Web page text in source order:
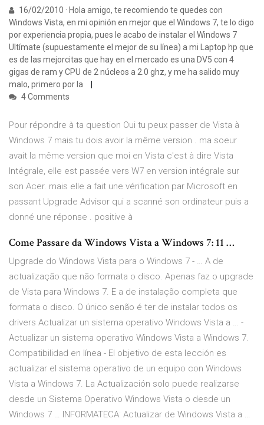
16/02/2010 · Hola amigo, te recomiendo te quedes con
Windows Vista, en mi opinión en mejor que el Windows 7, te lo digo
por experiencia propia, pues le acabo de instalar el Windows 7
Ultímate (supuestamente el mejor de su línea) a mi Laptop hp que
es de las mejorcitas que hay en el mercado es una DV5 con 4
gigas de ram y CPU de 2 núcleos a 2.0 ghz, y me ha salido muy
malo, primero por la
4 Comments
Pour répondre à ta question Oui tu peux passer de Vista à
Windows 7 mais tu dois avoir la même version . ma soeur
avait la même version que moi en Vista c'est à dire Vista
Intégrale, elle est passée vers W7 en version intégrale sur
son Acer. mais elle a fait une vérification par Microsoft en
passant Upgrade Advisor qui a scanné son ordinateur puis a
donné une réponse . positive à
Come Passare da Windows Vista a Windows 7: 11 …
Upgrade do Windows Vista para o Windows 7 - … A de
actualização que não formata o disco. Apenas faz o upgrade
de Vista para Windows 7. E a de instalação completa que
formata o disco. O único senão é ter de instalar todos os
drivers Actualizar un sistema operativo Windows Vista a … -
Actualizar un sistema operativo Windows Vista a Windows 7.
Compatibilidad en línea - El objetivo de esta lección es
actualizar el sistema operativo de un equipo con Windows
Vista a Windows 7. La Actualización solo puede realizarse
desde un Sistema Operativo Windows Vista o desde un
Windows 7 … INFORMATECA: Actualizar de Windows Vista a …